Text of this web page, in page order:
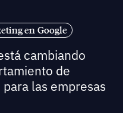
en Google
cambiando
de
las empresas